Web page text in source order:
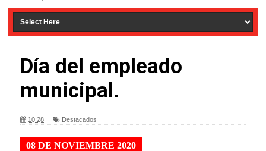
Día del empleado
municipal.
10:28 Destacados
08 DE NOVIEMBRE 2020